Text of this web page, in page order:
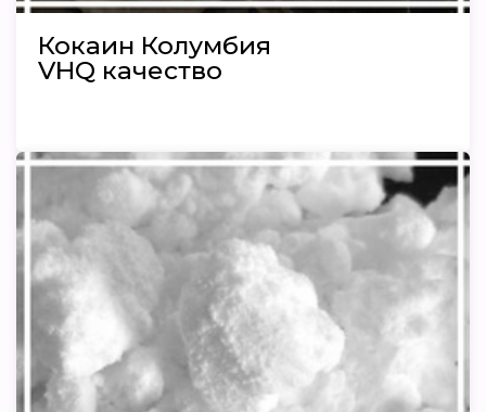
Кокаин Колумбия
VHQ качество